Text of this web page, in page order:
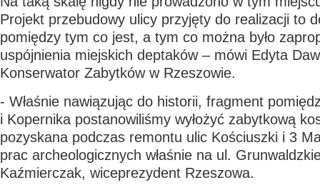
Projekt przebudowy ulicy przyjęty do realizacji to
pomiędzy tym co jest, a tym co można było
uspójnienia miejskich deptaków – mówi Edyta
Konserwator Zabytków w Rzeszowie.
- Właśnie nawiązując do historii, fragment
i Kopernika postanowiliśmy wyłożyć zabytkową
pozyskana podczas remontu ulic Kościuszki i 3
prac archeologicznych właśnie na ul.
Kaźmierczak, wiceprezydent Rzeszowa.